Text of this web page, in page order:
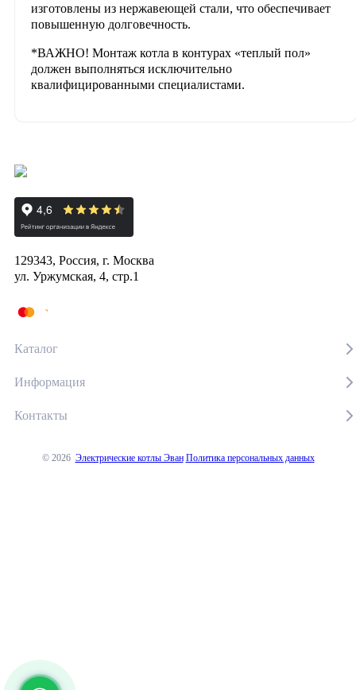
изготовлены из нержавеющей стали, что обеспечивает
повышенную долговечность.
*ВАЖНО! Монтаж котла в контурах «теплый пол»
должен выполняться исключительно
квалифицированными специалистами.
129343, Россия, г. Москва
ул. Уржумская, 4, стр.1
Каталог
Информация
Контакты
© 2026 Электрические котлы Эван Политика персональных данных